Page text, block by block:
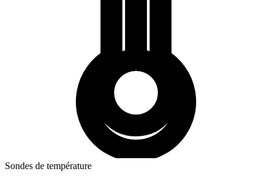
Sondes de température